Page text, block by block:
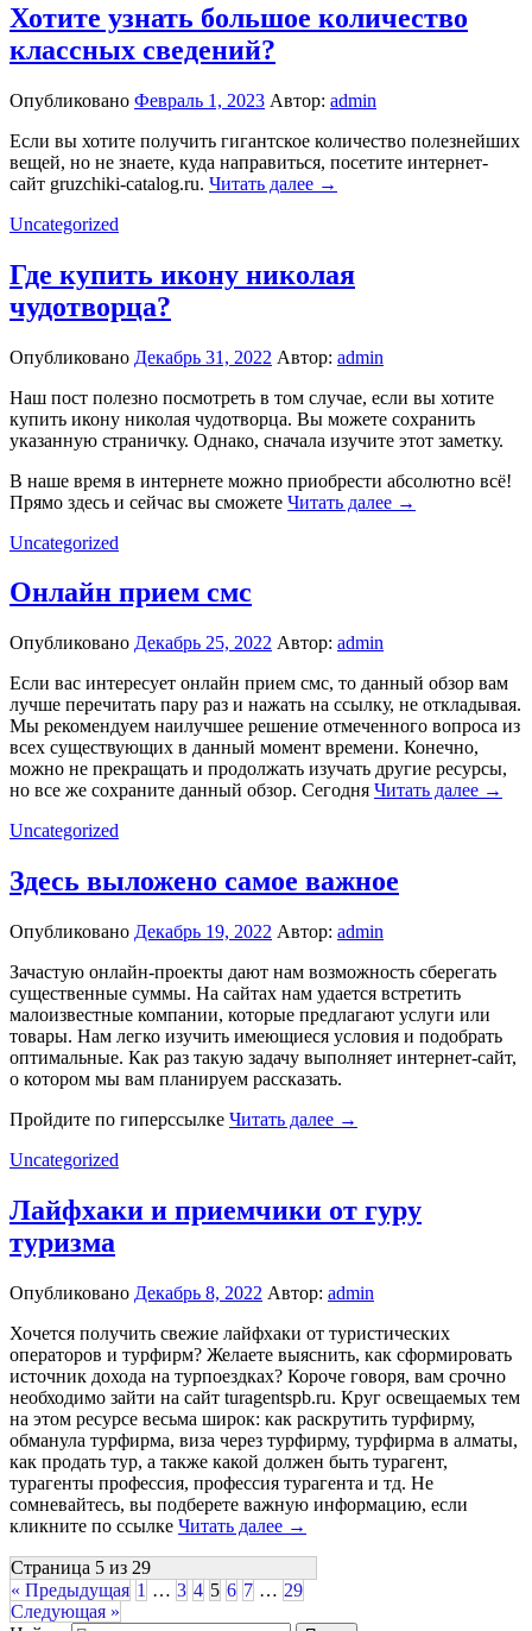
Хотите узнать большое количество
классных сведений?
Опубликовано Февраль 1, 2023 Автор: admin
Eсли вы хотите получить гигантское количество полезнейших
вещей, но не знаете, куда направиться, посетите интернет-
сайт gruzchiki-catalog.ru. Читать далее →
Uncategorized
Где купить икону николая
чудотворца?
Опубликовано Декабрь 31, 2022 Автор: admin
Наш пост полезно посмотреть в том случае, если вы хотите
купить икону николая чудотворца. Вы можете сохранить
указанную страничку. Однако, сначала изучите этот заметку.
В наше время в интернете можно приобрести абсолютно всё!
Прямо здесь и сейчас вы сможете Читать далее →
Uncategorized
Онлайн прием смс
Опубликовано Декабрь 25, 2022 Автор: admin
Если вас интересует онлайн прием смс, то данный обзор вам
лучше перечитать пару раз и нажать на ссылку, не откладывая.
Мы рекомендуем наилучшее решение отмеченного вопроса из
всех существующих в данный момент времени. Конечно,
можно не прекращать и продолжать изучать другие ресурсы,
но все же сохраните данный обзор. Сегодня Читать далее →
Uncategorized
Здесь выложено самое важное
Опубликовано Декабрь 19, 2022 Автор: admin
Зачастую онлайн-проекты дают нам возможность сберегать
существенные суммы. На сайтах нам удается встретить
малоизвестные компании, которые предлагают услуги или
товары. Нам легко изучить имеющиеся условия и подобрать
оптимальные. Как раз такую задачу выполняет интернет-сайт,
о котором мы вам планируем рассказать.
Пройдите по гиперссылке Читать далее →
Uncategorized
Лайфхаки и приемчики от гуру
туризма
Опубликовано Декабрь 8, 2022 Автор: admin
Хочется получить свежие лайфхаки от туристических
операторов и турфирм? Желаете выяснить, как сформировать
источник дохода на турпоездках? Короче говоря, вам срочно
необходимо зайти на сайт turagentspb.ru. Круг освещаемых тем
на этом ресурсе весьма широк: как раскрутить турфирму,
обманула турфирма, виза через турфирму, турфирма в алматы,
как продать тур, а также какой должен быть турагент,
турагенты профессия, профессия турагента и тд. Не
сомневайтесь, вы подберете важную информацию, если
кликните по ссылке Читать далее →
Страница 5 из 29
« Предыдущая 1 … 3 4 5 6 7 … 29
Следующая »